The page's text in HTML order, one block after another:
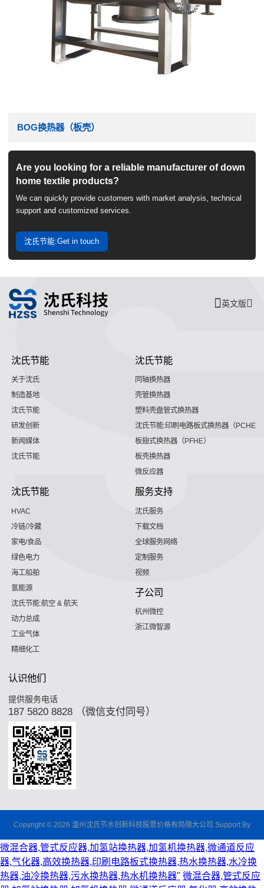
BOG换热器（板壳）
Are you looking for a reliable manufacturer of down
home textile products?
We can quickly provide customers with market analysis, technical
support and customized services.
沈氏节能:Get in touch
英文版
沈氏节能
关于沈氏
制造基地
沈氏节能
研发创新
新闻媒体
沈氏节能
沈氏节能
同轴换热器
壳管换热器
塑料壳盘管式换热器
沈氏节能:印刷电路板式换热器（PCHE）
板翅式换热器（PFHE）
板壳换热器
微反应器
沈氏节能
HVAC
冷链/冷藏
家电/食品
绿色电力
海工船舶
氢能源
沈氏节能:航空 & 航天
动力总成
工业气体
精细化工
服务支持
沈氏服务
下载文档
全球服务网络
定制服务
视频
子公司
杭州微控
浙江微智源
认识他们
提供服务电话
187 5820 8828 （微信支付同号）
Copyright © 2026 温州沈氏节水创新科技股票价格有局限大公司 Support By
微混合器,管式反应器,加氢站换热器,加氢机换热器,微通道反应
器,气化器,高效换热器,印刷电路板式换热器,热水换热器,水冷换
热器,油冷换热器,污水换热器,热水机换热器" 微混合器,管式反应